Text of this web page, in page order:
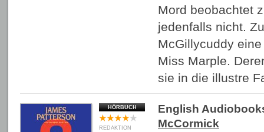
Mord beobachtet
jedenfalls nicht.
McGillycuddy
Miss Marple.
sie in die illustre
HÖRBUCH
REDAKTION
English
McCormick